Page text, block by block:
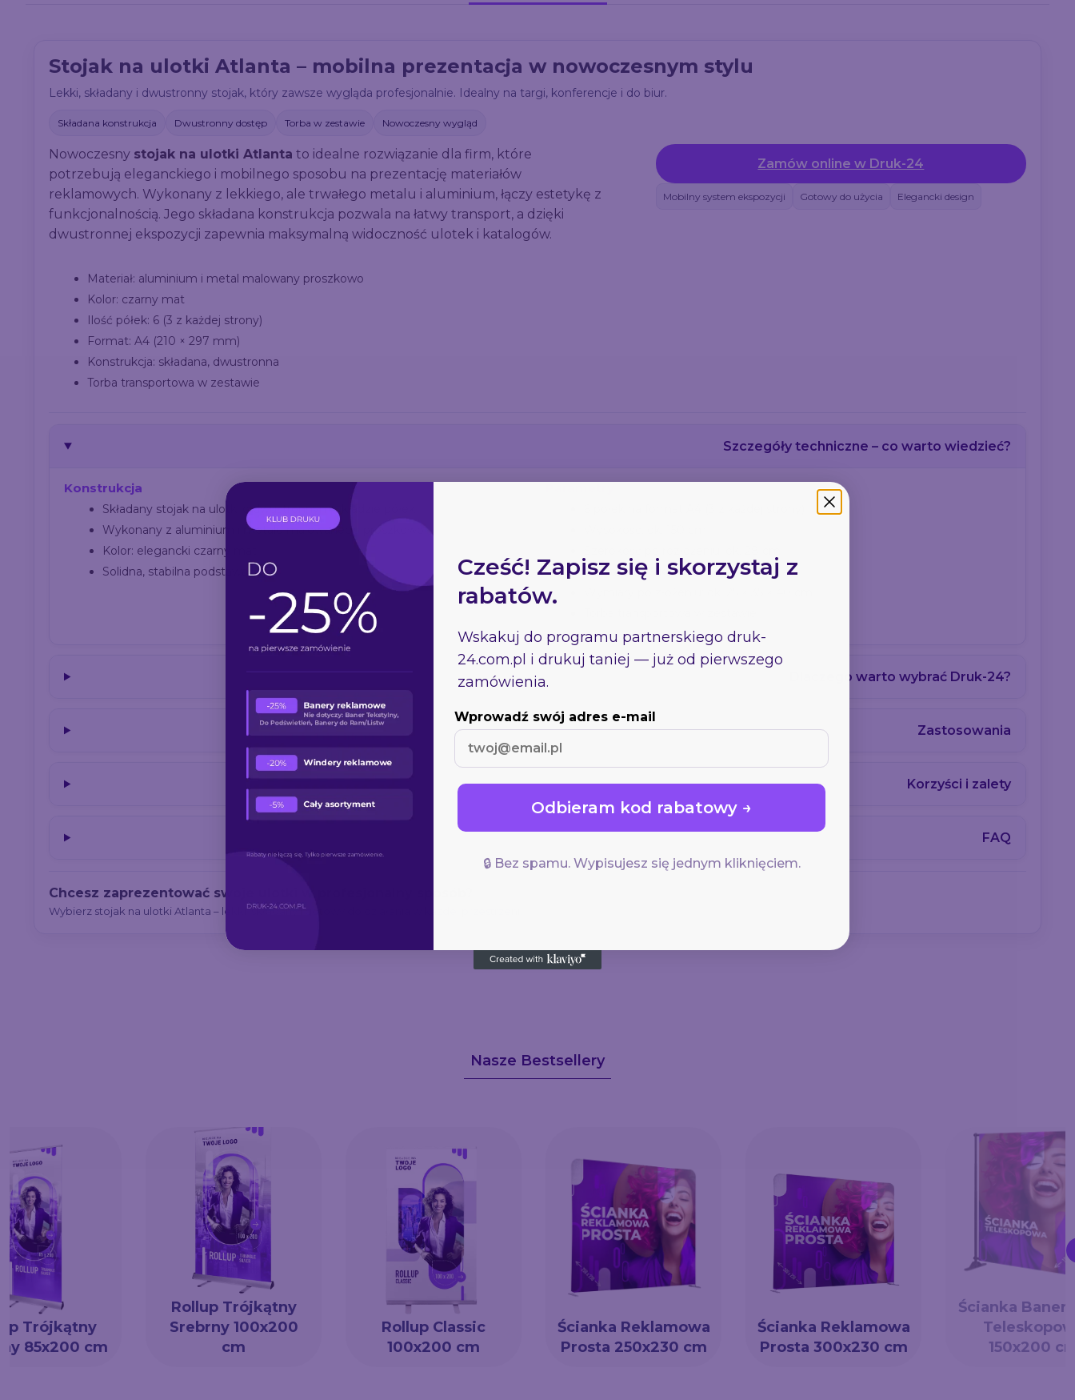
Stojak na ulotki Atlanta – mobilna prezentacja w nowoczesnym stylu
Lekki, składany i dwustronny stojak, który zawsze wygląda profesjonalnie. Idealny na targi, konferencje i do biur.
Składana konstrukcja Dwustronny dostęp Torba w zestawie Nowoczesny wygląd
Nowoczesny stojak na ulotki Atlanta to idealne rozwiązanie dla firm, które
potrzebują eleganckiego i mobilnego sposobu na prezentację materiałów
reklamowych. Wykonany z lekkiego, ale trwałego metalu i aluminium, łączy estetykę z
funkcjonalnością. Jego składana konstrukcja pozwala na łatwy transport, a dzięki
dwustronnej ekspozycji zapewnia maksymalną widoczność ulotek i katalogów.
Materiał: aluminium i metal malowany proszkowo
Kolor: czarny mat
Ilość półek: 6 (3 z każdej strony)
Format: A4 (210 × 297 mm)
Konstrukcja: składana, dwustronna
Torba transportowa w zestawie
Zamów online w Druk-24
Mobilny system ekspozycji Gotowy do użycia Elegancki design
Szczegóły techniczne – co warto wiedzieć?
Konstrukcja
Składany stojak na ulotki o dwustronnym układzie półek
Wykonany z aluminium i metalu malowanego proszkowo
Kolor: elegancki czarny mat
Solidna, stabilna podstawa
Waga: ok. 6,5 kg
Dlaczego warto wybrać Druk-24?
Zastosowania
Korzyści i zalety
FAQ
Chcesz zaprezentować swoje ulotki w profesjonalny sposób?
Wybierz stojak na ulotki Atlanta – lekki, składany i gotowy do działania w każdej przestrzeni.
Nasze Bestsellery
Trójkątny
85x200 cm
Rollup Trójkątny
Srebrny 100x200
cm
Rollup Classic
100x200 cm
Ścianka Reklamowa
Prosta 250x230 cm
Ścianka Reklamowa
Prosta 300x230 cm
Ścianka
150x200
Cześć! Zapisz się i skorzystaj z
rabatów.
Wskakuj do programu partnerskiego